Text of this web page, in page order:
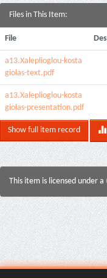
Files in This Item:
File
a13.Xaleplioglou-kosta
giolas-text.pdf
a13.Xaleplioglou-kosta
giolas-presentation.pdf
Show full item record
This item is licensed under a